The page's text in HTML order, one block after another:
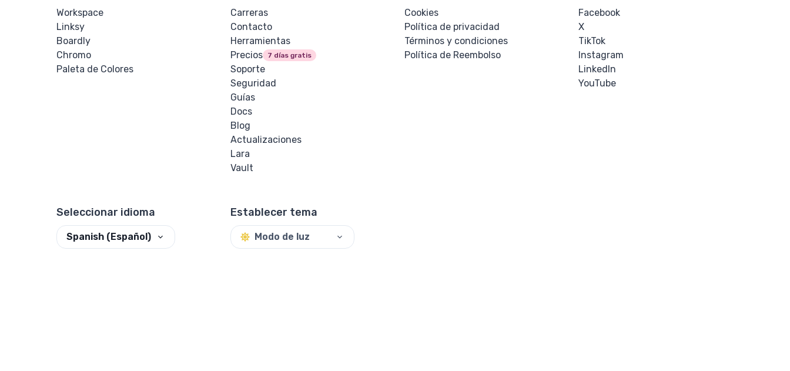
Workspace
Linksy
Boardly
Chromo
Paleta de Colores
Carreras
Contacto
Herramientas
Precios
7 días gratis
Soporte
Seguridad
Guías
Docs
Blog
Actualizaciones
Lara
Vault
Cookies
Política de privacidad
Términos y condiciones
Política de Reembolso
Facebook
X
TikTok
Instagram
LinkedIn
YouTube
Seleccionar idioma
Spanish (Español)
Establecer tema
Modo de luz